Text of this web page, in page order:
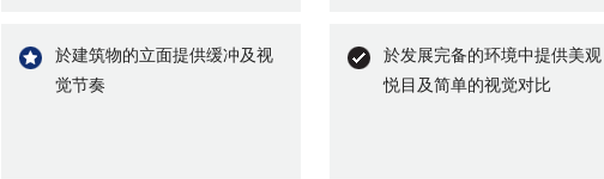
於建筑物的立面提供缓冲及视
觉节奏
於发展完备的环境中提供美观
悦目及简单的视觉对比